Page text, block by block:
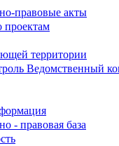
правовые акты
проектам
территории
Ведомственный
- правовая база